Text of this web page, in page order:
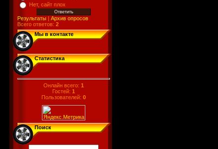
Нет, сайт плох
Результаты | Архив опросов
Всего ответов: 2
Мы в контакте
Статистика
Онлайн всего: 1
Гостей: 1
Пользователей: 0
Поиск